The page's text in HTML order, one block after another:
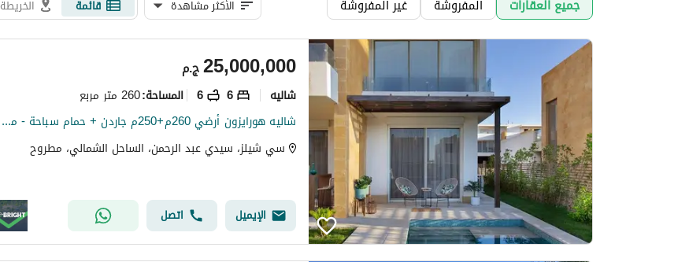
جميع العقارات المفروشة غير المفروشة الأكثر مشاهدة قائمة الخريطة
ج.م25,000,000
شاليه 6
6 المساحة:260 متر مربع
شاليه هورايزون أرضي 260م+250م جاردن + حمام سباحة - مفروش بالكامل - برايم لوكيشن وبأرخص سعر ف الماركت في سي شيل الساحل الشمالي فأستفيد الان - seashell
سي شيلز، سيدي عبد الرحمن، الساحل الشمالي، مطروح
الإيميل اتصل